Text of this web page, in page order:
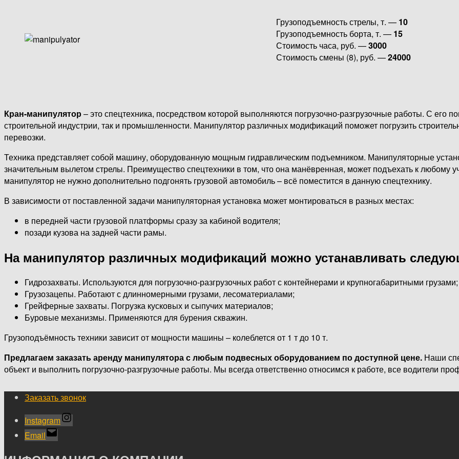
Грузоподъемность стрелы, т. — 10
Грузоподъемность борта, т. — 15
Стоимость часа, руб. —3000
Стоимость смены (8), руб. —24000
Кран-манипулятор – это спецтехника, посредством которой выполняются погрузочно-разгрузочные работы. С
строительной индустрии, так и промышленности. Манипулятор различных модификаций поможет погрузить
перевозки.
Техника представляет собой машину, оборудованную мощным гидравлическим подъемником. Манипуляторные
значительным вылетом стрелы. Преимущество спецтехники в том, что она манёвренная, может подъехать к любому
манипулятор не нужно дополнительно подгонять грузовой автомобиль – всё поместится в данную спецтехнику.
В зависимости от поставленной задачи манипуляторная установка может монтироваться в разных местах:
в передней части грузовой платформы сразу за кабиной водителя;
позади кузова на задней части рамы.
На манипулятор различных модификаций можно устанавливать
Гидрозахваты. Используются для погрузочно-разгрузочных работ с контейнерами и крупногабаритными грузами;
Грузозацепы. Работают с длинномерными грузами, лесоматериалами;
Грейферные захваты. Погрузка кусковых и сыпучих материалов;
Буровые механизмы. Применяются для бурения скважин.
Грузоподъёмность техники зависит от мощности машины – колеблется от 1 т до 10 т.
Предлагаем заказать аренду манипулятора с любым подвесных оборудованием по доступной цене. Наши
объект и выполнить погрузочно-разгрузочные работы. Мы всегда ответственно относимся к работе, все водители
Заказать звонок
Instagram
Email